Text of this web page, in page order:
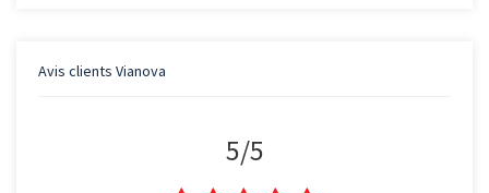
Avis clients Vianova
5/5